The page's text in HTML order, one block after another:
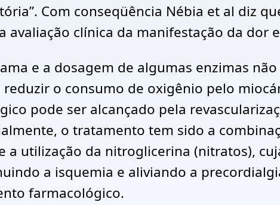
Com conseqüência Nébia et al diz
avaliação clínica da manifestação da dor
e a dosagem de algumas enzimas
o consumo de oxigênio pelo
pode ser alcançado pela
o tratamento tem sido a
a utilização da nitroglicerina (nitratos),
a isquemia e aliviando a
farmacológico.